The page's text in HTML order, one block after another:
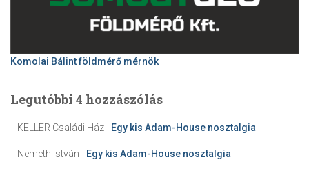
Komolai Bálint földmérő mérnök
Legutóbbi 4 hozzászólás
KELLER Családi Ház- Egy kis Adam-House nosztalgia
Nemeth István - Egy kis Adam-House nosztalgia